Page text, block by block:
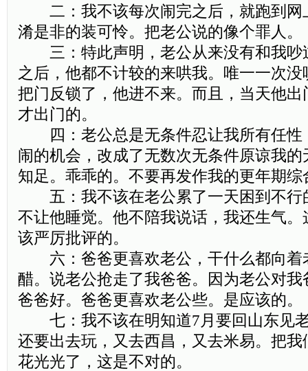
二：我不该每次闹完之后，就跑到网
淆是非的装可怜。把老公说的像个罪人。
三：特此声明，老公从来没有和我吵
之后，他都不计较的来哄我。唯一一次
把门反锁了，他进不来。而且，当天他
才出门的。
四：老公总是无条件忍让我所有任性
闹的机会，改成了无数次无条件原谅我
知足。乖乖的。不要再发作我的更年期综
五：我不该在老公累了一天困到不行
不让他睡觉。他不陪我说话，我还生气
该严厉批评的。
六：爸爸更喜欢老公，干什么都向着
醋。说老公抢走了我爸爸。因为老公对
爸爸好。爸爸更喜欢老公些。是应该的。
七：我不该在明知道7月要回山东见
还要出去玩，又去西昌，又去米易。把
花光光了，这是不对的。